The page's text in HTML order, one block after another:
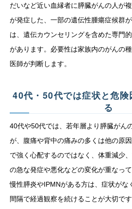
だいなど近い血縁者に膵臓がんの人が
が発症した、一部の遺伝性腫瘍症候群
は、遺伝カウンセリングを含めた専門
があります。必要性は家族内のがんの
医師が判断します。
40代・50代では症状と危険
る
40代や50代では、若年層より膵臓がん
が、腹痛や背中の痛みの多くは他の原
で強く心配するのではなく、体重減少
の急な発症や悪化などの変化が重なっ
慢性膵炎やIPMNがある方は、症状がな
間隔で経過観察を続けることが大切で